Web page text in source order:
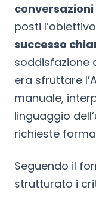
posti
successo
soddisfazione
era sfruttare
manuale,
linguaggio
richieste
Seguendo il
strutturato i